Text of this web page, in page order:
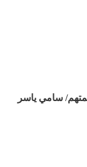
سامي ياسر